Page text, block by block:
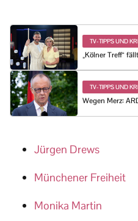
TV-TIPPS UND
„Kölner Treff“
TV-TIPPS UND
Wegen Merz:
Jürgen Drews
Münchener Freiheit
Monika Martin